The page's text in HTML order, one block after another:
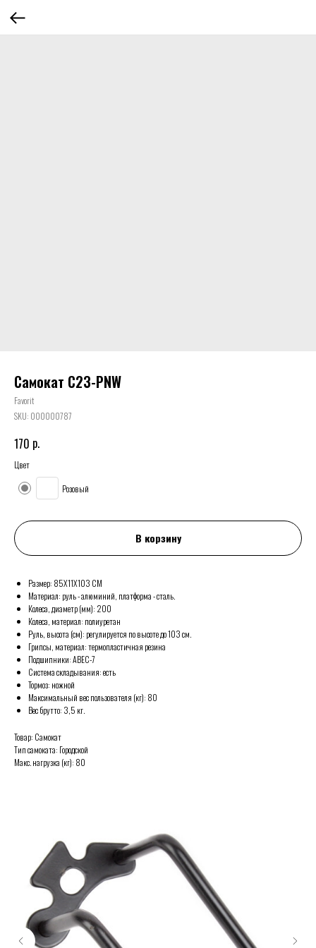
Самокат С23-PNW
Favorit
SKU: 000000787
170 р.
Цвет
Розовый
В корзину
Размер: 85Х11Х103 СМ
Материал: руль - алюминий, платформа - сталь.
Колеса, диаметр (мм): 200
Колеса, материал: полиуретан
Руль, высота (см): регулируется по высоте до 103 см.
Грипсы, материал: термопластичная резина
Подшипники: АВЕС-7
Система складывания: есть
Тормоз: ножной
Максимальный вес пользователя (кг): 80
Вес брутто: 3,5 кг.
Товар: Самокат
Тип самоката: Городской
Макс. нагрузка (кг): 80